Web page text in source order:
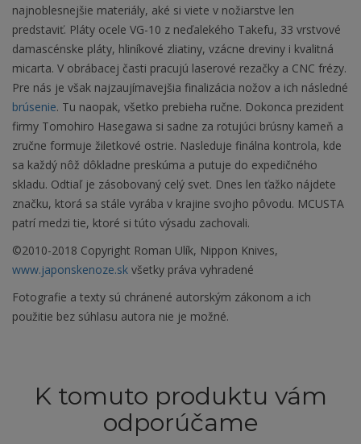
najnoblesnejšie materiály, aké si viete v nožiarstve len
predstaviť. Pláty ocele VG-10 z neďalekého Takefu, 33 vrstvové
damascénske pláty, hliníkové zliatiny, vzácne dreviny i kvalitná
micarta. V obrábacej časti pracujú laserové rezačky a CNC frézy.
Pre nás je však najzaujímavejšia finalizácia nožov a ich následné
brúsenie. Tu naopak, všetko prebieha ručne. Dokonca prezident
firmy Tomohiro Hasegawa si sadne za rotujúci brúsny kameň a
zručne formuje žiletkové ostrie. Nasleduje finálna kontrola, kde
sa každý nôž dôkladne preskúma a putuje do expedičného
skladu. Odtiaľ je zásobovaný celý svet. Dnes len ťažko nájdete
značku, ktorá sa stále vyrába v krajine svojho pôvodu. MCUSTA
patrí medzi tie, ktoré si túto výsadu zachovali.
©2010-2018 Copyright Roman Ulík, Nippon Knives,
www.japonskenoze.sk všetky práva vyhradené
Fotografie a texty sú chránené autorským zákonom a ich
použitie bez súhlasu autora nie je možné.
K tomuto produktu vám
odporúčame